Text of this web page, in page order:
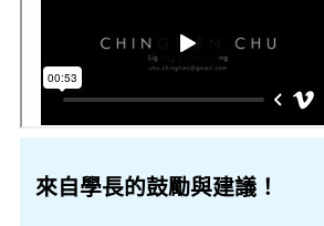
來自學長的鼓勵與建議！